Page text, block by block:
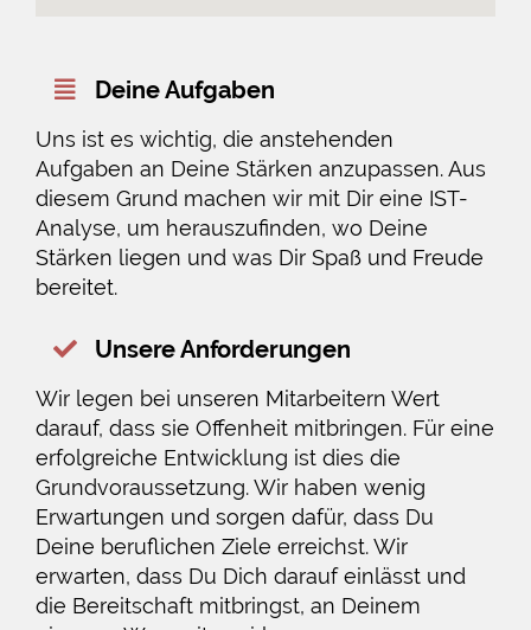
Deine Aufgaben
Uns ist es wichtig, die anstehenden
Aufgaben an Deine Stärken anzupassen. Aus
diesem Grund machen wir mit Dir eine IST-
Analyse, um herauszufinden, wo Deine
Stärken liegen und was Dir Spaß und Freude
bereitet.
Unsere Anforderungen
Wir legen bei unseren Mitarbeitern Wert
darauf, dass sie Offenheit mitbringen. Für eine
erfolgreiche Entwicklung ist dies die
Grundvoraussetzung. Wir haben wenig
Erwartungen und sorgen dafür, dass Du
Deine beruflichen Ziele erreichst. Wir
erwarten, dass Du Dich darauf einlässt und
die Bereitschaft mitbringst, an Deinem